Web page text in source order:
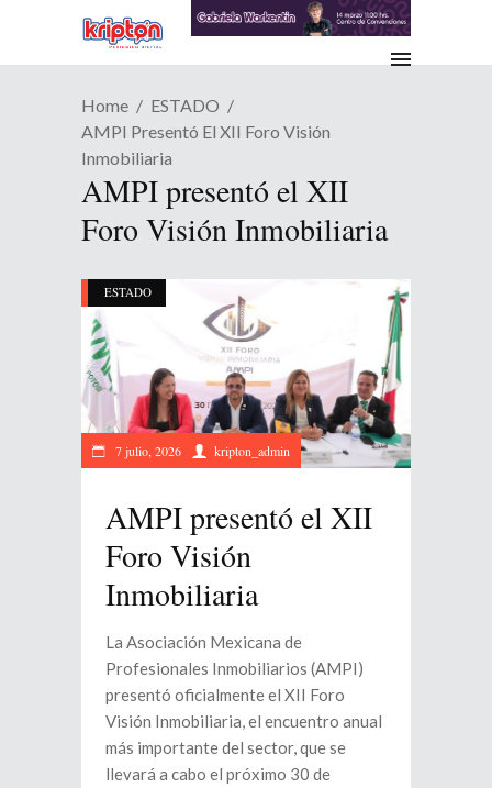
Home
ESTADO
AMPI Presentó El XII Foro Visión
Inmobiliaria
AMPI presentó el XII
Foro Visión Inmobiliaria
ESTADO
7 julio, 2026 kripton_admin
AMPI presentó el XII
Foro Visión
Inmobiliaria
La Asociación Mexicana de
Profesionales Inmobiliarios (AMPI)
presentó oficialmente el XII Foro
Visión Inmobiliaria, el encuentro anual
más importante del sector, que se
llevará a cabo el próximo 30 de